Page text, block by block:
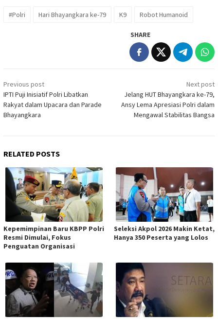
#Polri Hari Bhayangkara ke-79 K9 Robot Humanoid
SHARE
Post
navigation
Previous post
IPTI Puji Inisiatif Polri Libatkan
Rakyat dalam Upacara dan Parade
Bhayangkara
Next post
Jelang HUT Bhayangkara ke-79,
Ansy Lema Apresiasi Polri dalam
Mengawal Stabilitas Bangsa
RELATED POSTS
Kepemimpinan Baru KBPP Polri
Resmi Dimulai, Fokus
Penguatan Organisasi
Seleksi Akpol 2026 Makin Ketat,
Hanya 350 Peserta yang Lolos